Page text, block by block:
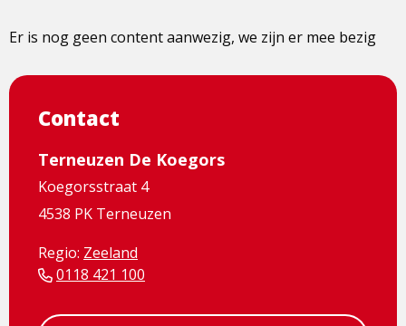
Er is nog geen content aanwezig, we zijn er mee bezig
Contact
Terneuzen De Koegors
Koegorsstraat 4
4538 PK Terneuzen
Regio: Zeeland
0118 421 100